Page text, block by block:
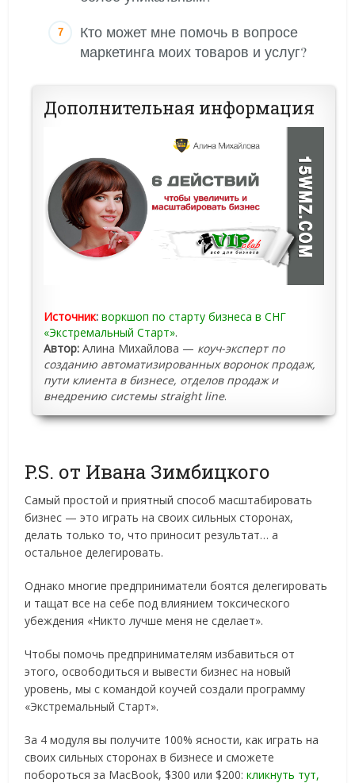
Кто может мне помочь в вопросе
маркетинга моих товаров и услуг?
Дополнительная информация
Источник: воркшоп по старту бизнеса в СНГ
«Экстремальный Старт».
Автор: Алина Михайлова — коуч-эксперт по
созданию автоматизированных воронок продаж,
пути клиента в бизнесе, отделов продаж и
внедрению системы straight line.
P.S. от Ивана Зимбицкого
Самый простой и приятный способ масштабировать
бизнес — это играть на своих сильных сторонах,
делать только то, что приносит результат… а
остальное делегировать.
Однако многие предприниматели боятся делегировать
и тащат все на себе под влиянием токсического
убеждения «Никто лучше меня не сделает».
Чтобы помочь предпринимателям избавиться от
этого, освободиться и вывести бизнес на новый
уровень, мы с командой коучей создали программу
«Экстремальный Старт».
За 4 модуля вы получите 100% ясности, как играть на
своих сильных сторонах в бизнесе и сможете
побороться за MacBook, $300 или $200:кликнуть тут,